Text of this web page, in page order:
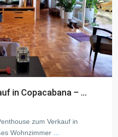
Next
in Copacabana – ...
zum Verkauf in
Wohnzimmer